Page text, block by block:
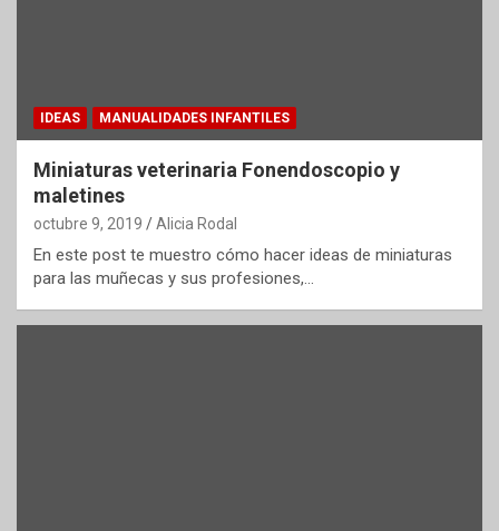
IDEAS MANUALIDADES INFANTILES
Miniaturas veterinaria Fonendoscopio y
maletines
octubre 9, 2019 Alicia Rodal
En este post te muestro cómo hacer ideas de miniaturas
para las muñecas y sus profesiones,…